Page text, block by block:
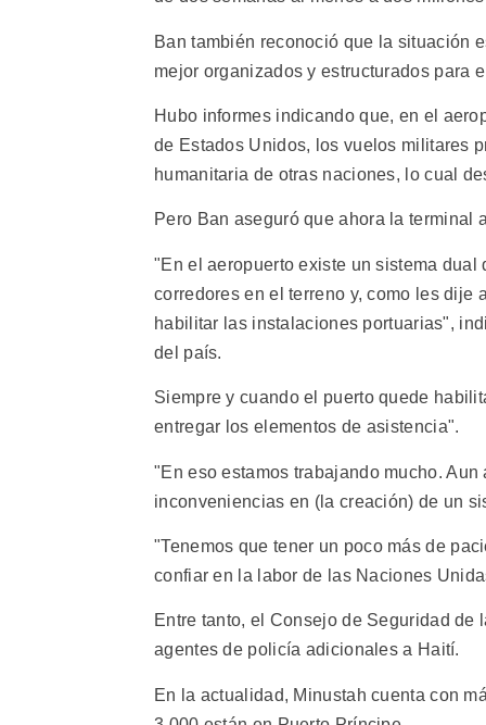
Ban también reconoció que la situación
mejor organizados y estructurados para
Hubo informes indicando que, en el
de Estados Unidos, los vuelos militares
humanitaria de otras naciones, lo cual
Pero Ban aseguró que ahora la
"En el aeropuerto existe un sistema
corredores en el terreno y, como les dije
habilitar las instalaciones portuarias",
del país.
Siempre y cuando el puerto quede
entregar los elementos de asistencia".
"En eso estamos trabajando mucho.
inconveniencias en (la creación) de un
"Tenemos que tener un poco más de
confiar en la labor de las Naciones
Entre tanto, el Consejo de Seguridad
agentes de policía adicionales a Haití.
En la actualidad, Minustah cuenta con